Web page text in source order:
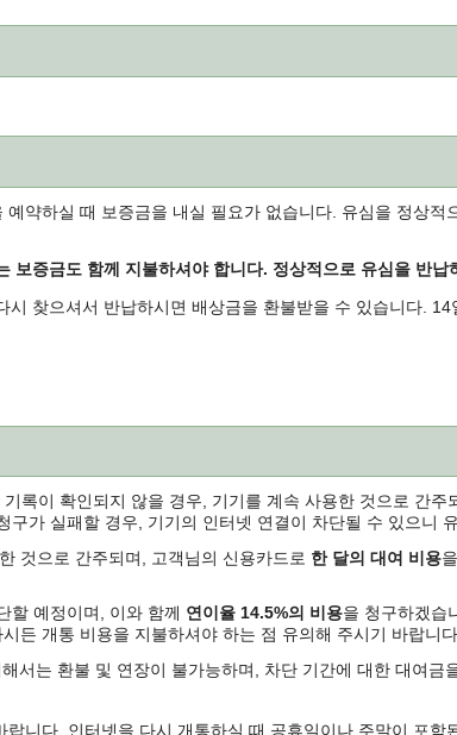
약하실 때 보증금을 내실 필요가 없습니다. 유심을 정상적
보증금도 함께 지불하셔야 합니다. 정상적으로 유심을 반
시 찾으셔서 반납하시면 배상금을 환불받을 수 있습니다.
록이 확인되지 않을 경우, 기기를 계속 사용한 것으로 간
가 실패할 경우, 기기의 인터넷 연결이 차단될 수 있으니
것으로 간주되며, 고객님의 신용카드로 한 달의 대여 비용
할 예정이며, 이와 함께 연이율 14.5%의 비용을 청구하겠습
든 개통 비용을 지불하셔야 하는 점 유의해 주시기 바랍니
서는 환불 및 연장이 불가능하며, 차단 기간에 대한 대여
니다. 인터넷을 다시 개통하실 때 공휴일이나 주말이 포